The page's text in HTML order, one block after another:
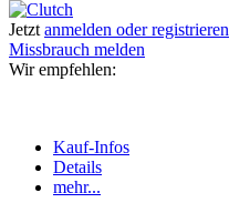
Jetzt anmelden oder registrieren
Missbrauch melden
Wir empfehlen:
Kauf-Infos
Details
mehr...